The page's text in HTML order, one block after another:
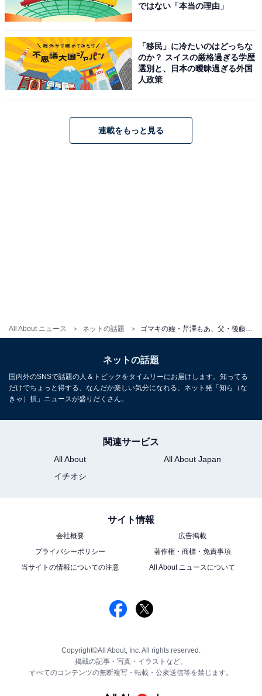
All About ニュース ネットの話題
ではない「本当の理由」
「移民」に冷たいのはどっちな
のか？ スイスの厳格過ぎる学歴
選別と、日本の曖昧過ぎる外国
人政策
連載をもっと見る
ネットの話題
国内外のSNSで話題の人＆トピックをタイムリーにお届けします。知ってる
だけでちょっと得する、なんだか楽しい気分になれる、ネット発「知ら（な
きゃ）損」ニュースが盛りだくさん。
関連サービス
All About
All About Japan
イチオシ
サイト情報
会社概要
広告掲載
プライバシーポリシー
著作権・商標・免責事項
当サイトの情報についての注意
All About ニュースについて
Copyright©All About, Inc. All rights reserved.
掲載の記事・写真・イラストなど、
すべてのコンテンツの無断複写・転載・公衆送信等を禁じます。